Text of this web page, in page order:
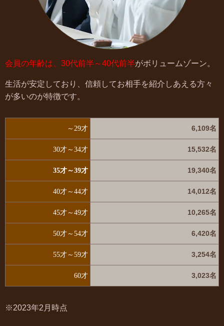
会員の年齢は、30代前半～40代前半がボリュームゾーン。
生活が安定しており、信頼してお相手を紹介しあえる方々
が多いのが特徴です。
～29才 6,109名
30才～34才 15,532名
35才～39才 19,340名
40才～44才 14,012名
45才～49才 10,265名
50才～54才 6,420名
55才～59才 3,254名
60才 3,023名
※2023年2月時点